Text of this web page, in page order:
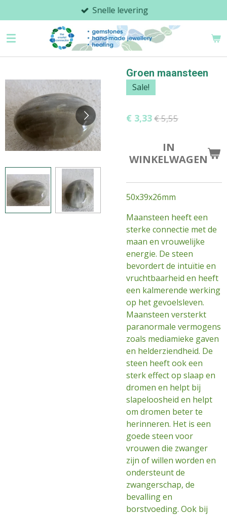
direct
naar
Snelle levering
Groen maansteen
Sale!
€ 3,33€ 5,55
IN
WINKELWAGEN
50x39x26mm
Maansteen heeft een
sterke connectie met de
maan en vrouwelijke
energie. De steen
bevordert de intuïtie en
vruchtbaarheid en heeft
een kalmerende werking
op het gevoelsleven.
Maansteen versterkt
paranormale vermogens
zoals mediamieke gaven
en helderziendheid. De
steen heeft ook een
sterk effect op slaap en
dromen en helpt bij
slapeloosheid en helpt
om dromen beter te
herinneren. Het is een
goede steen voor
vrouwen die zwanger
zijn of willen worden en
ondersteunt de
zwangerschap, de
bevalling en
borstvoeding. Ook bij